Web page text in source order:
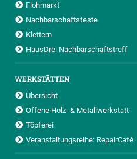
Flohmarkt
Nachbarschaftsfeste
Klettern
HausDrei Nachbarschaftstreff
WERKSTÄTTEN
Übersicht
Offene Holz- & Metallwerkstatt
Töpferei
Veranstaltungsreihe: RepairCafé